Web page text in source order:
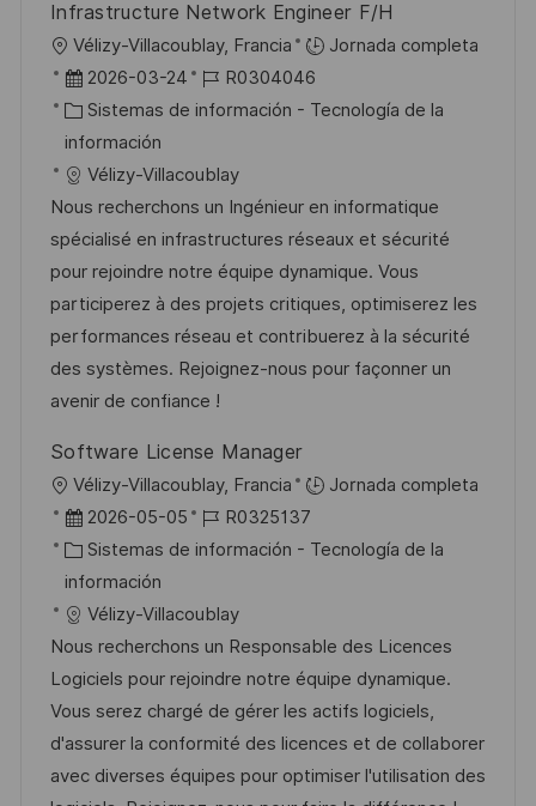
l
i
c
a
c
ó
n
Infrastructure Network Engineer F/H
U
b
a
c
i
ó
n
Vélizy-Villacoublay, Francia
Jornada completa
F
e
c
h
a
d
e
p
u
b
l
c
a
c
i
ó
n
2026-03-24
I
D
e
e
m
p
e
o
R0304046
C
a
t
e
g
o
r
í
a
Sistemas de información - Tecnología de la
información
Vélizy-Villacoublay
Nous recherchons un Ingénieur en informatique
spécialisé en infrastructures réseaux et sécurité
pour rejoindre notre équipe dynamique. Vous
participerez à des projets critiques, optimiserez les
performances réseau et contribuerez à la sécurité
des systèmes. Rejoignez-nous pour façonner un
avenir de confiance !
Software License Manager
U
b
a
c
i
ó
n
Vélizy-Villacoublay, Francia
Jornada completa
F
e
c
h
a
d
e
p
u
2026-05-05
I
D
e
e
m
p
l
e
R0325137
C
a
t
e
g
o
r
í
Sistemas de información - Tecnología de la
información
Vélizy-Villacoublay
Nous recherchons un Responsable des Licences
Logiciels pour rejoindre notre équipe dynamique.
Vous serez chargé de gérer les actifs logiciels,
d'assurer la conformité des licences et de collaborer
avec diverses équipes pour optimiser l'utilisation des